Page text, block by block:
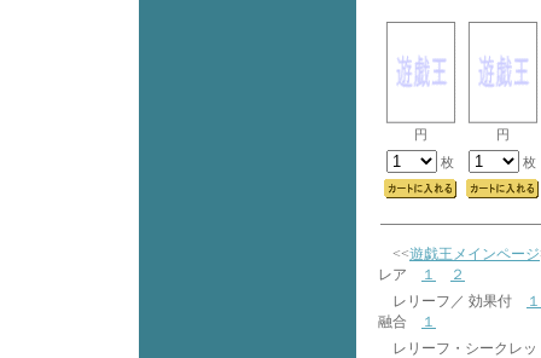
円
枚
円
枚
<<遊戯王メインページ
レア
１
２
レリーフ／ 効果付
１
融合
１
レリーフ・シークレ